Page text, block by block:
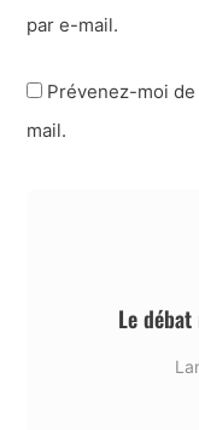
par e-mail.
Prévenez-moi
mail.
Le débat